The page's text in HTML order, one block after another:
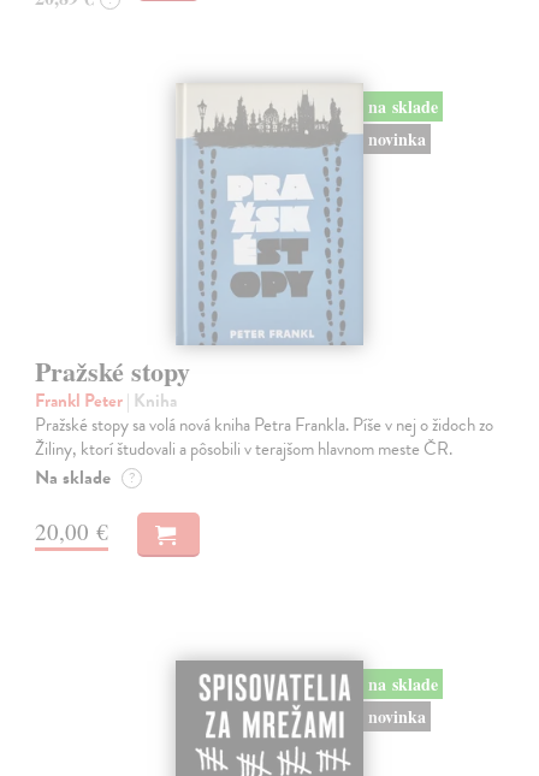
na sklade
novinka
Pražské stopy
Frankl Peter| Kniha
Pražské stopy sa volá nová kniha Petra Frankla. Píše v nej o židoch zo
Žiliny, ktorí študovali a pôsobili v terajšom hlavnom meste ČR.
Na sklade ?
20,00 €
na sklade
novinka